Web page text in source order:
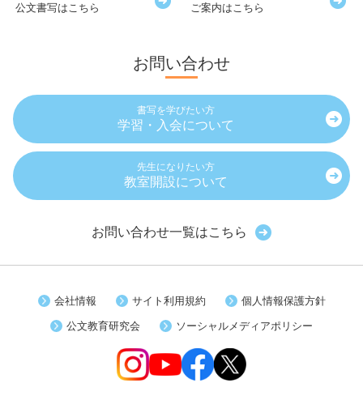
公文書写はこちら
ご案内はこちら
お問い合わせ
書写を学びたい方
学習・入会について
先生になりたい方
教室開設について
お問い合わせ一覧はこちら
会社情報 サイト利用規約 個人情報保護方針
公文教育研究会 ソーシャルメディアポリシー